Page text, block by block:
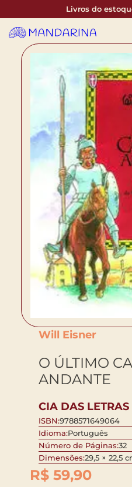
Livros do
Will Eisner
O ÚLTIMO
ANDANTE
CIA DAS LETRAS
ISBN:9788571649064
Idioma:Português
Número de Páginas:32
Dimensões:29,5 × 22,5
R$ 59,90